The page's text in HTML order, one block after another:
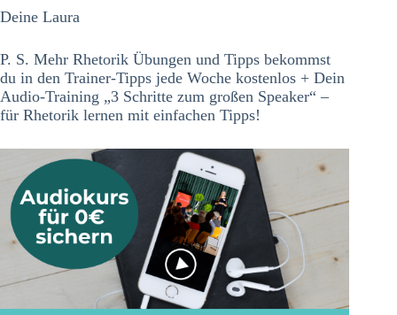
Deine Laura
P. S. Mehr Rhetorik Übungen und Tipps bekommst
du in den Trainer-Tipps jede Woche kostenlos + Dein
Audio-Training „3 Schritte zum großen Speaker“ –
für Rhetorik lernen mit einfachen Tipps!